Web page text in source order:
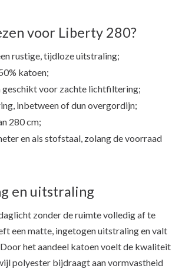
voor Liberty 280?
rustige, tijdloze uitstraling;
katoen;
geschikt voor zachte lichtfiltering;
inbetween of dun overgordijn;
280 cm;
en als stofstaal, zolang de voorraad
en uitstraling
zonder de ruimte volledig af te
een matte, ingetogen uitstraling en valt
het aandeel katoen voelt de kwaliteit
polyester bijdraagt aan vormvastheid